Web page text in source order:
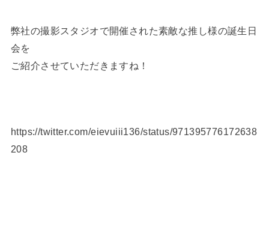
弊社の撮影スタジオで開催された素敵な推し様の誕生日
会を
ご紹介させていただきますね！
https://twitter.com/eievuiii136/status/971395776172638
208